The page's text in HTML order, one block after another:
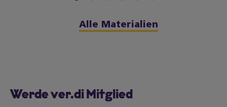
Alle Materialien
Werde ver.di Mitglied